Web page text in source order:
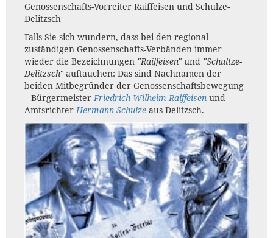
Genossenschafts-Vorreiter Raiffeisen und Schulze-
Delitzsch
Falls Sie sich wundern, dass bei den regional
zuständigen Genossenschafts-Verbänden immer
wieder die Bezeichnungen "Raiffeisen" und "Schultze-
Delitzsch" auftauchen: Das sind Nachnamen der
beiden Mitbegründer der Genossenschaftsbewegung
– BürgermeisterFriedrich Wilhelm Raiffeisen und
AmtsrichterHermann Schulze aus Delitzsch.